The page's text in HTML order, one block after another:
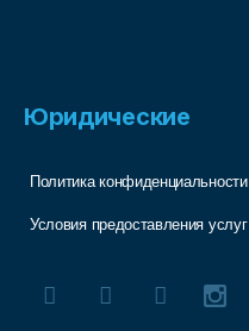
Юридические
Политика конфиденциальности
Условия предоставления услуг